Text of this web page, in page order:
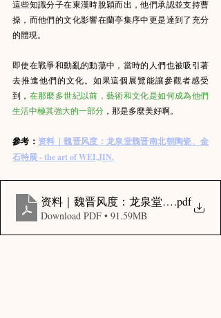
這些知識分子在東漢時脫穎而出，他們承認並支持曹
操，而他們的文化影響在蘭亭集序中更是達到了充分
的體現。
即使在戰爭和動亂的動蕩中，當時的人們也被吸引著
去推進他們的文化。如果這個展覽能讓參觀者感受
到， 在那麼多世紀以前，藝術和文化是如何成為他們
生活中極其強大的一部分 ，那是多麼美好啊。
參考： 资料｜魏晋风度：龙泉堂魏晋南北朝陶瓷、金
石特展 - the art of WEI,JIN.
资料｜魏晋风度：龙泉堂魏晋南北朝
.pdf
Download PDF • 91.59MB